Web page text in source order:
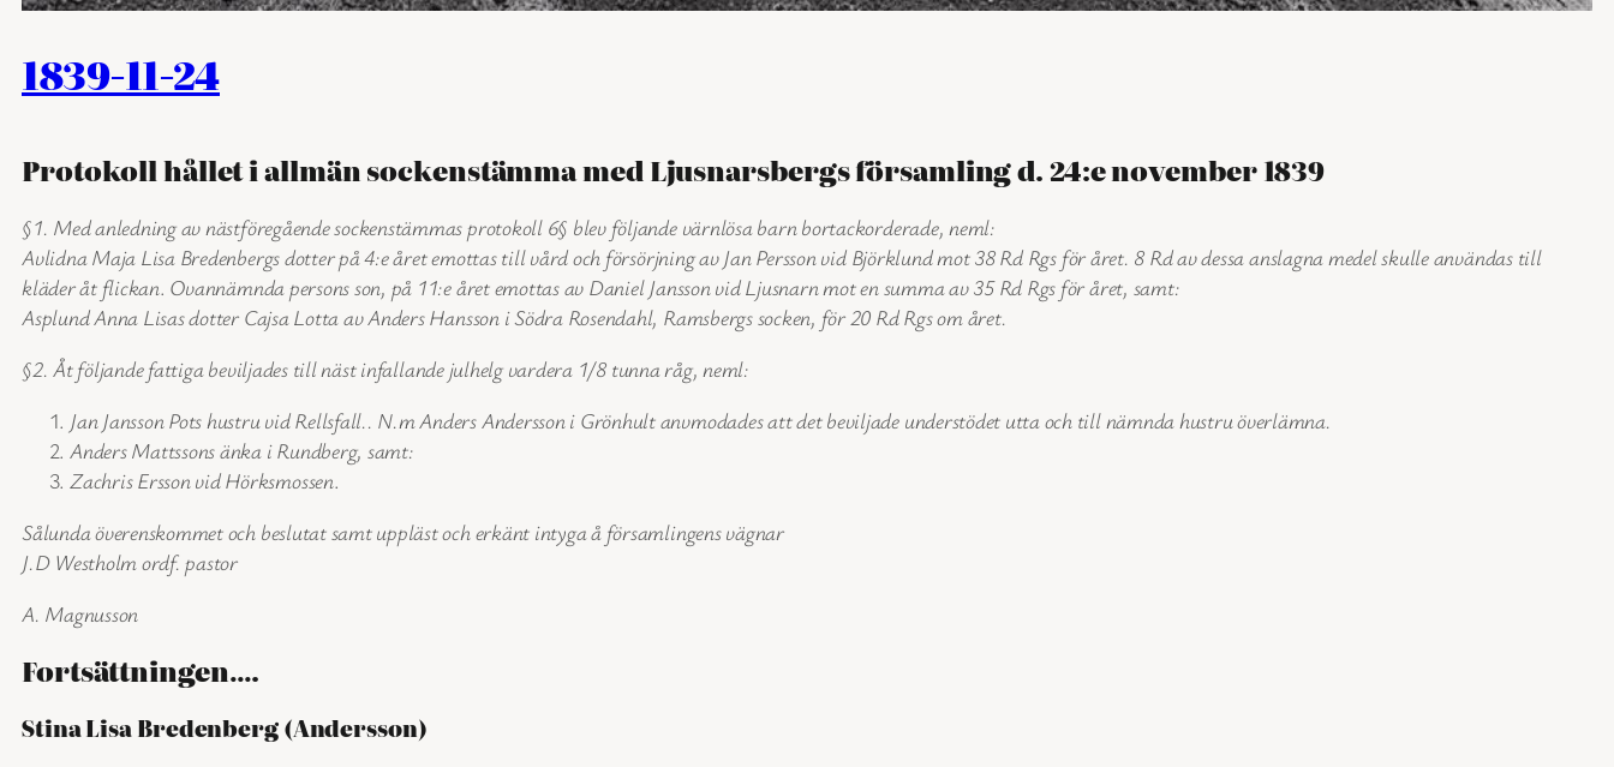
1839-11-24
Protokoll hållet i allmän sockenstämma med Ljusnarsbergs församling d. 24:e november 1839
§1. Med anledning av nästföregående sockenstämmas protokoll 6§ blev följande värnlösa barn bortackorderade, neml:
Avlidna Maja Lisa Bredenbergs dotter på 4:e året emottas till vård och försörjning av Jan Persson vid Björklund mot 38 Rd Rgs för året. 8 Rd av dessa anslagna medel skulle användas till
kläder åt flickan. Ovannämnda persons son, på 11:e året emottas av Daniel Jansson vid Ljusnarn mot en summa av 35 Rd Rgs för året, samt:
Asplund Anna Lisas dotter Cajsa Lotta av Anders Hansson i Södra Rosendahl, Ramsbergs socken, för 20 Rd Rgs om året.
§2. Åt följande fattiga beviljades till näst infallande julhelg vardera 1/8 tunna råg, neml:
Jan Jansson Pots hustru vid Rellsfall.. N.m Anders Andersson i Grönhult anvmodades att det beviljade understödet utta och till nämnda hustru överlämna.
Anders Mattssons änka i Rundberg, samt:
Zachris Ersson vid Hörksmossen.
Sålunda överenskommet och beslutat samt uppläst och erkänt intyga å församlingens vägnar
J.D Westholm ordf. pastor
A. Magnusson
Fortsättningen….
Stina Lisa Bredenberg (Andersson)